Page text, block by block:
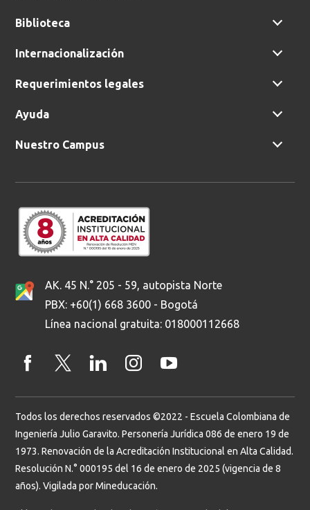
Biblioteca
Internacionalización
Requerimientos legales
Ayuda
Nuestro Campus
AK. 45 N.° 205 - 59, autopista Norte
PBX: +60(1) 668 3600 - Bogotá
Línea nacional gratuita: 018000112668
Todos los derechos reservados ©2022 - Escuela Colombiana de
Ingeniería Julio Garavito. Personería Jurídica 086 de enero 19 de
1973. Renovación de la Acreditación Institucional en Alta Calidad.
Resolución N.° 000195 del 16 de enero de 2025 (vigencia de 8
años). Vigilada por Mineducación.